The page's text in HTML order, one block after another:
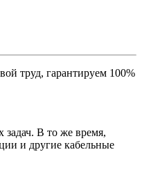
труд, гарантируем 100%
В то же время,
и другие кабельные